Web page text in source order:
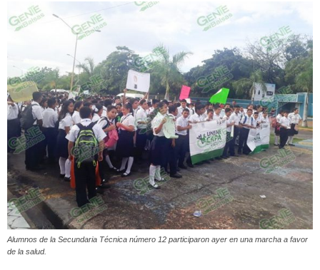
Alumnos de la Secundaria Técnica número 12 participaron ayer en una marcha a favor
de la salud.